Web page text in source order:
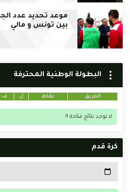
موعد تحديد عدد
بين تونس و مالي
البطولة الوطنية المحترفة
الفريق نقاط ل ف
لا توجد نتائج متاحة !!
كرة قدم